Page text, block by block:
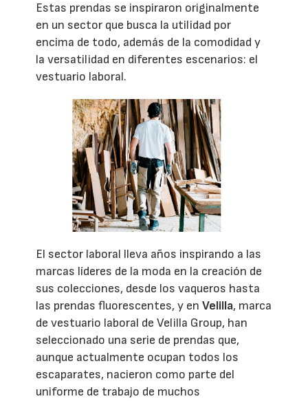
Estas prendas se inspiraron originalmente
en un sector que busca la utilidad por
encima de todo, además de la comodidad y
la versatilidad en diferentes escenarios: el
vestuario laboral.
El sector laboral lleva años inspirando a las
marcas líderes de la moda en la creación de
sus colecciones, desde los vaqueros hasta
las prendas fluorescentes, y enVelilla, marca
de vestuario laboral de Velilla Group, han
seleccionado una serie de prendas que,
aunque actualmente ocupan todos los
escaparates, nacieron como parte del
uniforme de trabajo de muchos